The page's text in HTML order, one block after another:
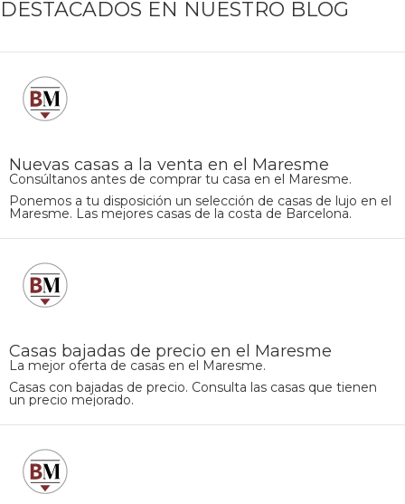
DESTACADOS EN NUESTRO BLOG
Nuevas casas a la venta en el Maresme
Consúltanos antes de comprar tu casa en el Maresme.
Ponemos a tu disposición un selección de casas de lujo en el
Maresme. Las mejores casas de la costa de Barcelona.
Casas bajadas de precio en el Maresme
La mejor oferta de casas en el Maresme.
Casas con bajadas de precio. Consulta las casas que tienen
un precio mejorado.